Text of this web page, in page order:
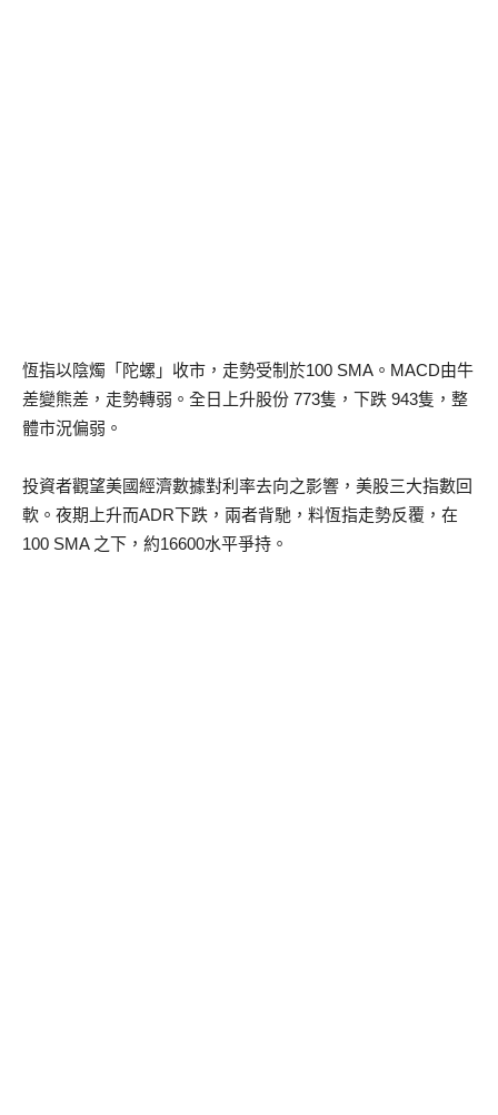
恆指以陰燭「陀螺」收市，走勢受制於100 SMA。MACD由牛
差變熊差，走勢轉弱。全日上升股份 773隻，下跌 943隻，整
體市況偏弱。
投資者觀望美國經濟數據對利率去向之影響，美股三大指數回
軟。夜期上升而ADR下跌，兩者背馳，料恆指走勢反覆，在
100 SMA 之下，約16600水平爭持。